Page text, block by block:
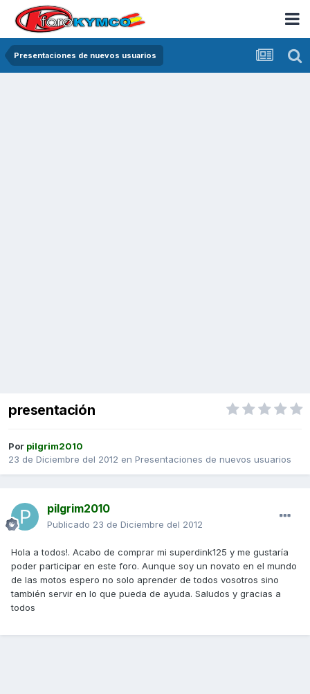
Presentaciones de nuevos usuarios
presentación
Por pilgrim2010
23 de Diciembre del 2012 en Presentaciones de nuevos usuarios
pilgrim2010
Publicado 23 de Diciembre del 2012
Hola a todos!. Acabo de comprar mi superdink125 y me gustaría
poder participar en este foro. Aunque soy un novato en el mundo
de las motos espero no solo aprender de todos vosotros sino
también servir en lo que pueda de ayuda. Saludos y gracias a
todos